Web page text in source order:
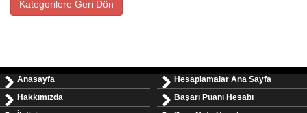
Kategorilere Geri Dön
Anasayfa
Hakkımızda
Hesaplamalar Ana Sayfa
Başarı Puanı Hesabı